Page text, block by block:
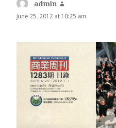
admin
June 25, 2012 at 10:25 am